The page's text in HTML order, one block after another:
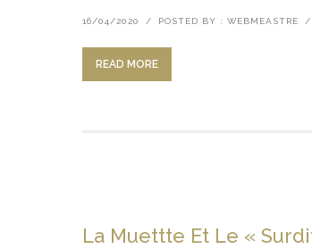
16/04/2020 / POSTED BY : WEBMEASTRE /
READ MORE
La Muettte Et Le «